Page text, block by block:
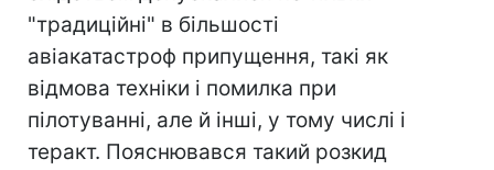
"традиційні" в більшості
авіакатастроф припущення, такі як
відмова техніки і помилка при
пілотуванні, але й інші, у тому числі і
теракт. Пояснювався такий розкид